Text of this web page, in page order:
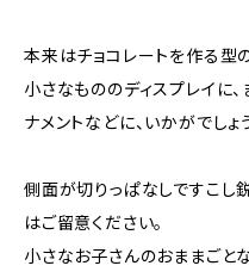
本来はチョコレートを作る型
小さなもののディスプレイに
ナメントなどに、いかがでしょ
側面が切りっぱなしですこし
はご留意ください。
小さなお子さんのおままごと